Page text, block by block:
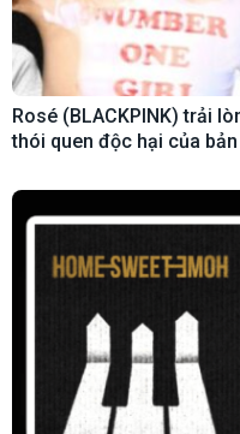
Rosé (BLACKPINK) trải
thói quen độc hại của